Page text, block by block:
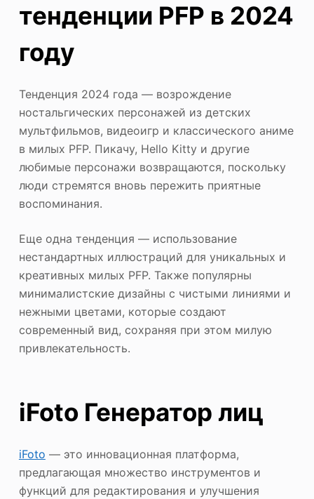
тенденции PFP в 2024
году
Тенденция 2024 года — возрождение
ностальгических персонажей из детских
мультфильмов, видеоигр и классического аниме
в милых PFP. Пикачу, Hello Kitty и другие
любимые персонажи возвращаются, поскольку
люди стремятся вновь пережить приятные
воспоминания.
Еще одна тенденция — использование
нестандартных иллюстраций для уникальных и
креативных милых PFP. Также популярны
минималистские дизайны с чистыми линиями и
нежными цветами, которые создают
современный вид, сохраняя при этом милую
привлекательность.
iFoto Генератор лиц
iFoto — это инновационная платформа,
предлагающая множество инструментов и
функций для редактирования и улучшения